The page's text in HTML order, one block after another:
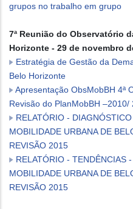
grupos no trabalho em grupo
7ª Reunião do Observatório
Horizonte - 29 de novembro
Estratégia de Gestão da
Belo Horizonte
Apresentação ObsMobBH 4ª
Revisão do PlanMobBH –2010/
RELATÓRIO -
MOBILIDADE URBANA DE
REVISÃO 2015
RELATÓRIO - TENDÊNCIAS
MOBILIDADE URBANA DE
REVISÃO 2015